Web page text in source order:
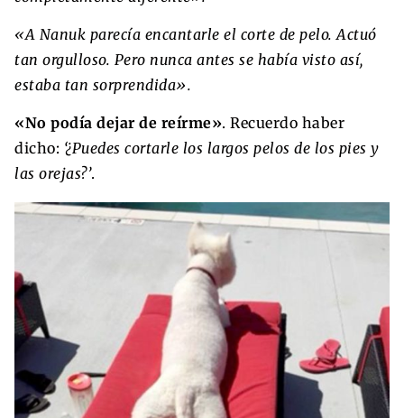
«A Nanuk parecía encantarle el corte de pelo. Actuó
tan orgulloso. Pero nunca antes se había visto así,
estaba tan sorprendida».
«No podía dejar de reírme». Recuerdo haber
dicho: ‘¿Puedes cortarle los largos pelos de los pies y
las orejas?’.